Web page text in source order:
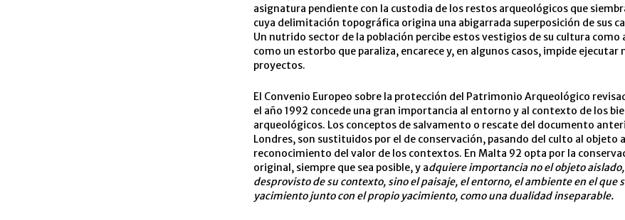
asignatura pendiente con la custodia de los restos arqueológicos que
cuya delimitación topográfica origina una abigarrada superposición de sus
Un nutrido sector de la población percibe estos vestigios de su cultura
como un estorbo que paraliza, encarece y, en algunos casos, impide ejecutar
proyectos.
El Convenio Europeo sobre la protección del Patrimonio Arqueológico
el año 1992 concede una gran importancia al entorno y al contexto de los
arqueológicos. Los conceptos de salvamento o rescate del documento
Londres, son sustituidos por el de conservación, pasando del culto al objeto
reconocimiento del valor de los contextos. En Malta 92 opta por la
original, siempre que sea posible, y adquiere importancia no el objeto
desprovisto de su contexto, sino el paisaje, el entorno, el ambiente en el que
yacimiento junto con el propio yacimiento, como una dualidad inseparable.